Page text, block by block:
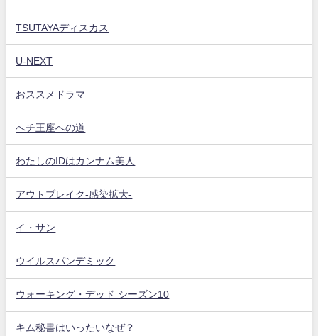
TSUTAYAディスカス
U-NEXT
おススメドラマ
へチ王座への道
わたしのIDはカンナム美人
アウトブレイク-感染拡大-
イ・サン
ウイルスパンデミック
ウォーキング・デッド シーズン10
キム秘書はいったいなぜ？